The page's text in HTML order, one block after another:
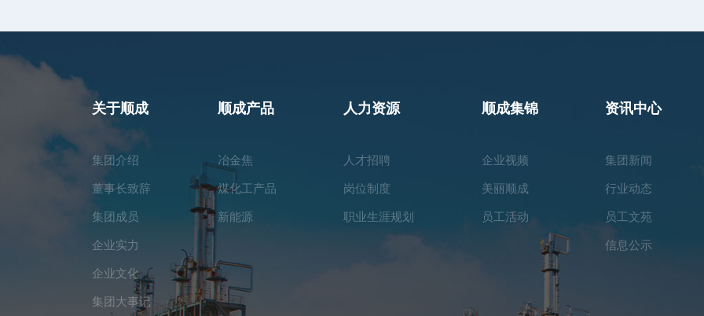
关于顺成
集团介绍
董事长致辞
集团成员
企业实力
企业文化
集团大事记
顺成产品
冶金焦
煤化工产品
新能源
人力资源
人才招聘
岗位制度
职业生涯规划
顺成集锦
企业视频
美丽顺成
员工活动
资讯中心
集团新闻
行业动态
员工文苑
信息公示